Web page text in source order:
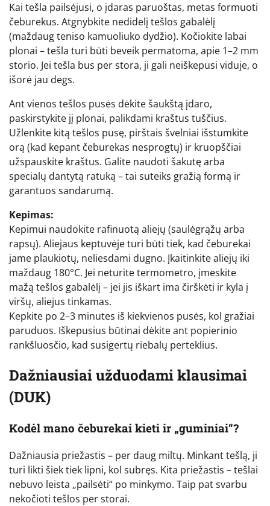
Kai tešla pailsėjusi, o įdaras paruoštas, metas formuoti
čeburekus. Atgnybkite nedidelį tešlos gabalėlį
(maždaug teniso kamuoliuko dydžio). Kočiokite labai
plonai – tešla turi būti beveik permatoma, apie 1–2 mm
storio. Jei tešla bus per stora, ji gali neiškepusi viduje, o
išorė jau degs.
Ant vienos tešlos pusės dėkite šaukštą įdaro,
paskirstykite jį plonai, palikdami kraštus tuščius.
Užlenkite kitą tešlos pusę, pirštais švelniai išstumkite
orą (kad kepant čeburekas nesprogtų) ir kruopščiai
užspauskite kraštus. Galite naudoti šakutę arba
specialų dantytą ratuką – tai suteiks gražią formą ir
garantuos sandarumą.
Kepimas:
Kepimui naudokite rafinuotą aliejų (saulėgrąžų arba
rapsų). Aliejaus keptuvėje turi būti tiek, kad čeburekai
jame plaukiotų, neliesdami dugno. Įkaitinkite aliejų iki
maždaug 180°C. Jei neturite termometro, įmeskite
mažą tešlos gabalėlį – jei jis iškart ima čirškėti ir kyla į
viršų, aliejus tinkamas.
Kepkite po 2–3 minutes iš kiekvienos pusės, kol gražiai
paruduos. Iškepusius būtinai dėkite ant popierinio
rankšluosčio, kad susigertų riebalų perteklius.
Dažniausiai užduodami klausimai
(DUK)
Kodėl mano čeburekai kieti ir „guminiai“?
Dažniausia priežastis – per daug miltų. Minkant tešlą, ji
turi likti šiek tiek lipni, kol subręs. Kita priežastis – tešlai
nebuvo leista „pailsėti“ po minkymo. Taip pat svarbu
nekočioti tešlos per storai.